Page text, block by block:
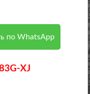
по WhatsApp
XJ